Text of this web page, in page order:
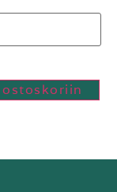
ostoskoriin